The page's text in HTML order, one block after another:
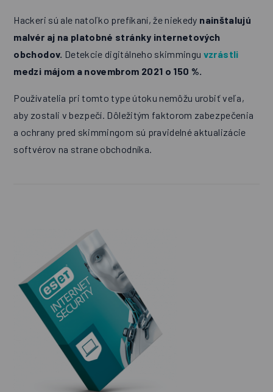
Hackeri sú ale natoľko prefíkaní, že niekedy nainštalujú
malvér aj na platobné stránky internetových
obchodov. Detekcie digitálneho skimmingu vzrástli
medzi májom a novembrom 2021 o 150 %.
Používatelia pri tomto type útoku nemôžu urobiť veľa,
aby zostali v bezpečí. Dôležitým faktorom zabezpečenia
a ochrany pred skimmingom sú pravidelné aktualizácie
softvérov na strane obchodníka.